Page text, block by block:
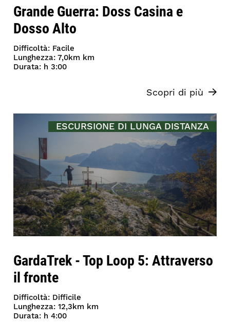
Grande Guerra: Doss Casina e
Dosso Alto
Difficoltà: Facile
Lunghezza: 7,0km km
Durata: h 3:00
Scopri di più
ESCURSIONE DI LUNGA DISTANZA
GardaTrek - Top Loop 5: Attraverso
il fronte
Difficoltà: Difficile
Lunghezza: 12,3km km
Durata: h 4:00